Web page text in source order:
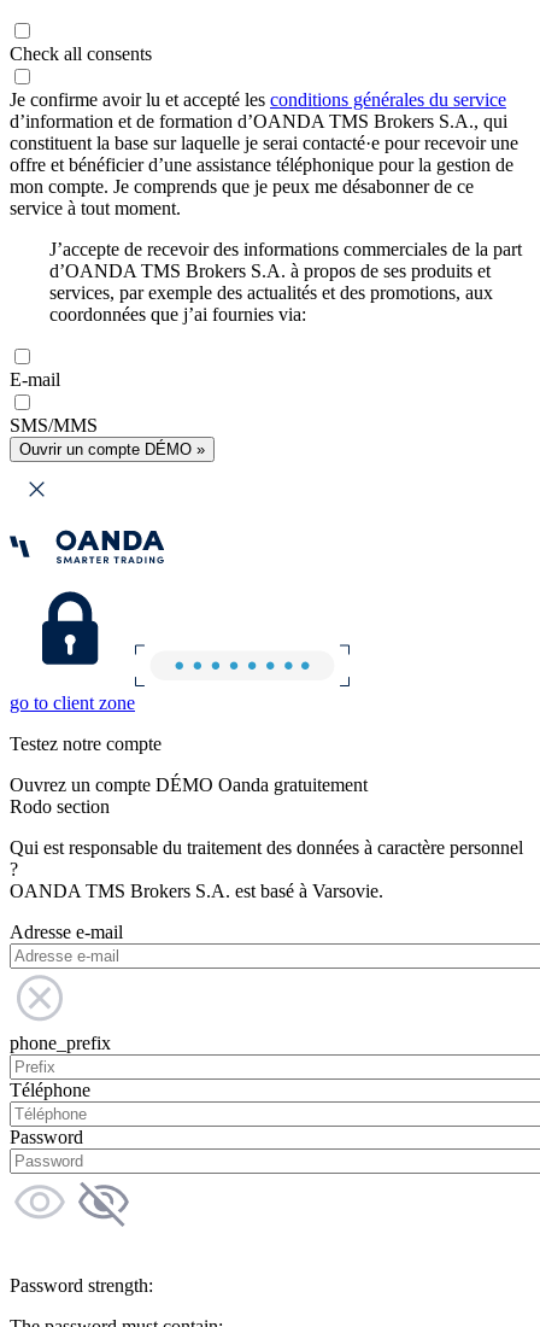
Check all consents
Je confirme avoir lu et accepté les conditions générales du service
d’information et de formation d’OANDA TMS Brokers S.A., qui
constituent la base sur laquelle je serai contacté·e pour recevoir une
offre et bénéficier d’une assistance téléphonique pour la gestion de
mon compte. Je comprends que je peux me désabonner de ce
service à tout moment.
J’accepte de recevoir des informations commerciales de la part
d’OANDA TMS Brokers S.A. à propos de ses produits et
services, par exemple des actualités et des promotions, aux
coordonnées que j’ai fournies via:
E-mail
SMS/MMS
Ouvrir un compte DÉMO »
go to client zone
Testez notre compte
Ouvrez un compte DÉMO Oanda gratuitement
Rodo section
Qui est responsable du traitement des données à caractère personnel
?
OANDA TMS Brokers S.A. est basé à Varsovie.
Adresse e-mail
phone_prefix
Téléphone
Password
Password strength: